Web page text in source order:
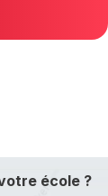
école ?